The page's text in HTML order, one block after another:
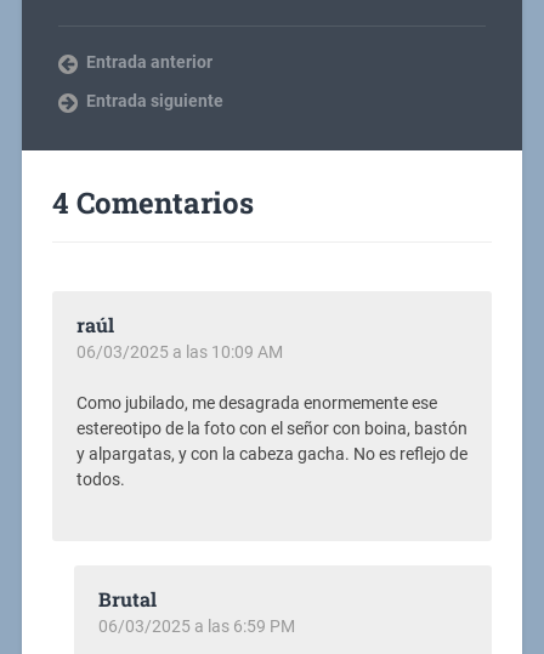
Entrada anterior
Entrada siguiente
4 Comentarios
raúl
06/03/2025 a las 10:09 AM
Como jubilado, me desagrada enormemente ese
estereotipo de la foto con el señor con boina, bastón
y alpargatas, y con la cabeza gacha. No es reflejo de
todos.
Brutal
06/03/2025 a las 6:59 PM